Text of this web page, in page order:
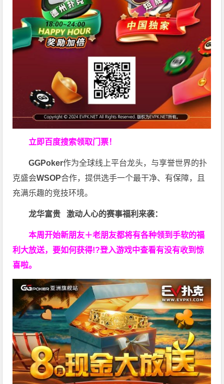
立即百度搜索领取门票！
GGPoker作为全球线上平台龙头，与享誉世界的扑
克盛会WSOP合作，提供选手一个最干净、有保障，且
充满乐趣的竞技环境。
龙华富贵 激动人心的赛事福利来袭：
本周开始新朋友＋老朋友都将有各种领到手软的福
利大放送，要如何获得!?登入游戏中查看有没有收到惊
喜啦。